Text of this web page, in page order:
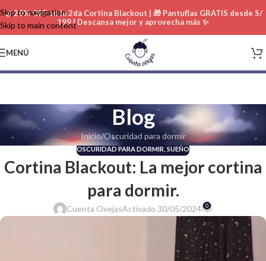
Skip to navigation
Skip to main content
🌙 20% OFF en la 2da Cortina Blackout | 🎁 Pantuflas GRATIS desde S/
199 | Descansa mejor y aprovecha más ✨
MENÚ
Blog
Inicio Oscuridad para dormir
OSCURIDAD PARA DORMIR SUEÑO
Cortina Blackout: La mejor cortina
para dormir.
Cuenta OvejasActivado 30/05/2024 0